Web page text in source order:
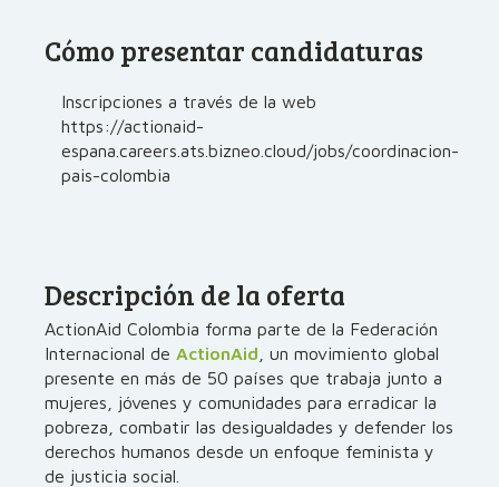
Cómo presentar candidaturas
Inscripciones a través de la web
https://actionaid-
espana.careers.ats.bizneo.cloud/jobs/coordinacion-
pais-colombia
Descripción de la oferta
ActionAid Colombia forma parte de la Federación
Internacional de ActionAid , un movimiento global
presente en más de 50 países que trabaja junto a
mujeres, jóvenes y comunidades para erradicar la
pobreza, combatir las desigualdades y defender los
derechos humanos desde un enfoque feminista y
de justicia social.